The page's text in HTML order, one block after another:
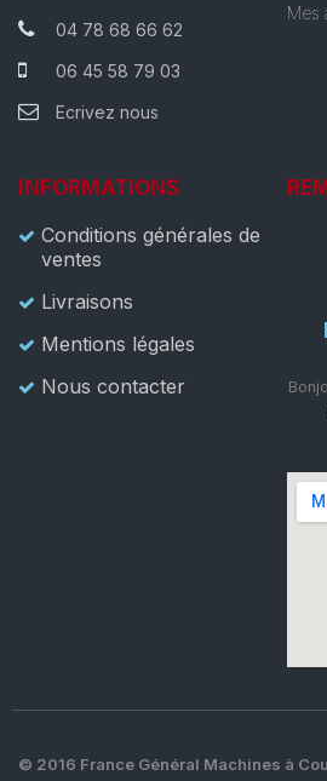
04 78 68 66 62
06 45 58 79 03
Ecrivez nous
Mes
INFORMATIONS
Conditions générales de
ventes
Livraisons
Mentions légales
Nous contacter
© 2016 France Général Machines à